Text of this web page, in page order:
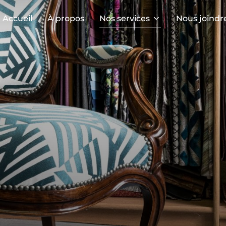
Accueil À propos Nos services Nous